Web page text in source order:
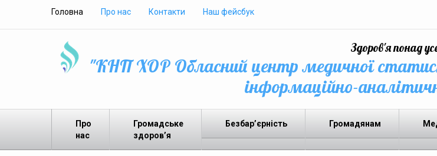
Головна Про нас Контакти Наш фейсбук
Здоров'я понад
"КНП ХОР Обласний центр медичної
інформаційно-
Про
нас
Громадське
здоров’я
Безбар’єрність Громадянам